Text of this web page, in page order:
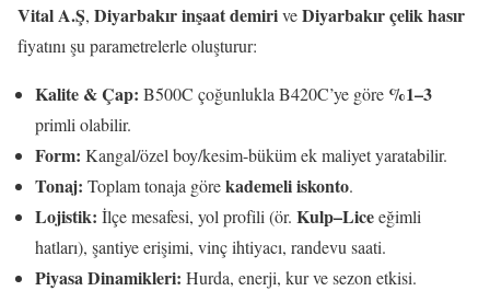
Vital A.Ş, Diyarbakır inşaat demiriveDiyarbakır çelik hasır
fiyatını şu parametrelerle oluşturur:
Kalite & Çap: B500C çoğunlukla B420C’ye göre %1–3
primli olabilir.
Form: Kangal/özel boy/kesim-büküm ek maliyet yaratabilir.
Tonaj: Toplam tonaja görekademeli iskonto.
Lojistik: İlçe mesafesi, yol profili (ör. Kulp–Liceeğimli
hatları), şantiye erişimi, vinç ihtiyacı, randevu saati.
Piyasa Dinamikleri: Hurda, enerji, kur ve sezon etkisi.